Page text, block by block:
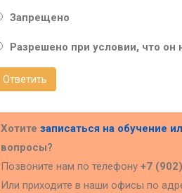
Запрещено
Разрешено при условии, что он
Ответить
Хотите записаться на обучение
вопросы?
Позвоните нам по телефону +7
Или приходите в наши офисы по